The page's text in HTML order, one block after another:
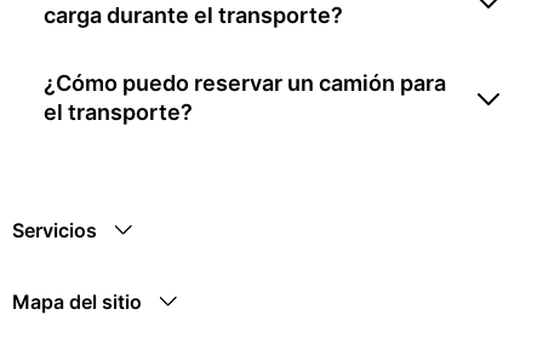
carga durante el transporte?
¿Cómo puedo reservar un camión para
el transporte?
Servicios
Mapa del sitio